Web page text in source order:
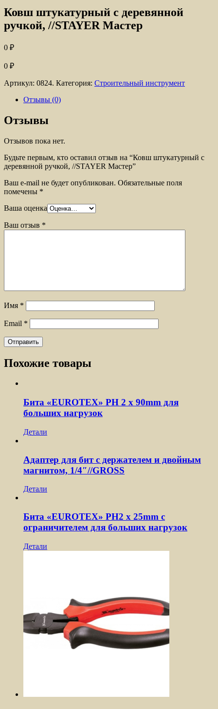
Ковш штукатурный с деревянной
ручкой, //STAYER Мастер
0 ₽
0 ₽
Артикул: 0824. Категория: Строительный инструмент
Отзывы (0)
Отзывы
Отзывов пока нет.
Будьте первым, кто оставил отзыв на “Ковш штукатурный с
деревянной ручкой, //STAYER Мастер”
Ваш e-mail не будет опубликован. Обязательные поля
помечены *
Ваша оценка
Ваш отзыв *
Имя *
Email *
Похожие товары
Бита «EUROTEX» PH 2 х 90mm для
больших нагрузок
Детали
Адаптер для бит с держателем и двойным
магнитом, 1/4″//GROSS
Детали
Бита «EUROTEX» PH2 х 25mm с
ограничителем для больших нагрузок
Детали